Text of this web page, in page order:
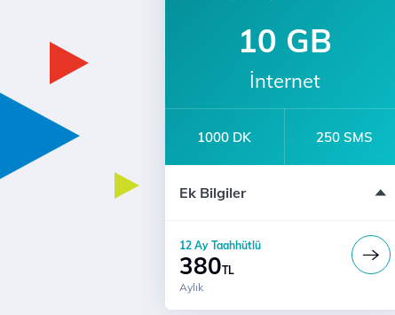
10 GB
İnternet
1000 DK 250 SMS
Ek Bilgiler
e-dergi Üyeliği
Türk Telekom'lularla Sınırsız Konuşma
12 Ay Taahhütlü
380TL
Aylık